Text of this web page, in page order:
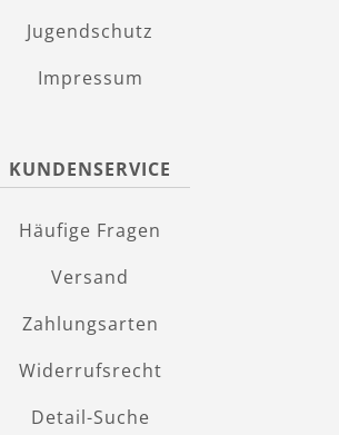
Jugendschutz
Impressum
KUNDENSERVICE
Häufige Fragen
Versand
Zahlungsarten
Widerrufsrecht
Detail-Suche